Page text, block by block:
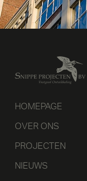
HOMEPAGE
OVER ONS
PROJECTEN
NIEUWS